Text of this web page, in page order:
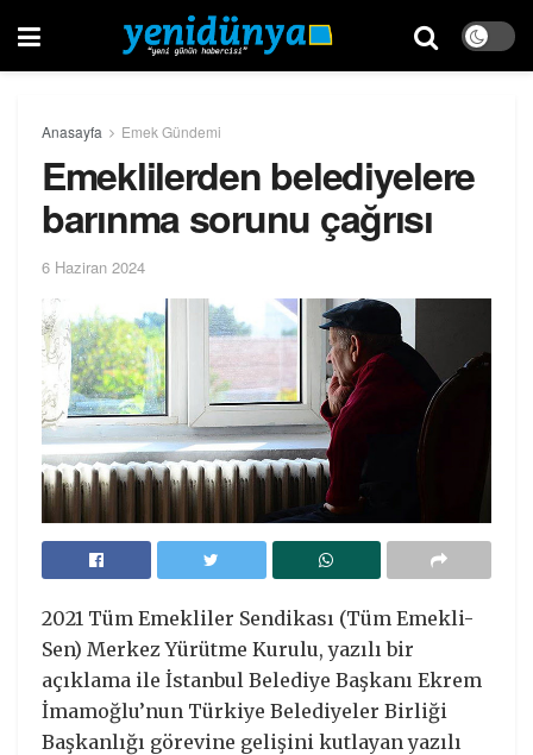
Anasayfa Emek Gündemi
Emeklilerden belediyelere
barınma sorunu çağrısı
6 Haziran 2024
2021 Tüm Emekliler Sendikası (Tüm Emekli-
Sen) Merkez Yürütme Kurulu, yazılı bir
açıklama ile İstanbul Belediye Başkanı Ekrem
İmamoğlu’nun Türkiye Belediyeler Birliği
Başkanlığı görevine gelişini kutlayan yazılı